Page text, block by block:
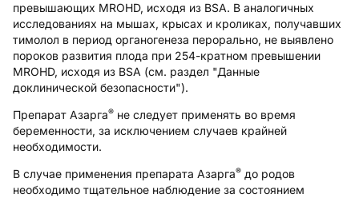
превышающих MROHD, исходя из BSA. В аналогичных
исследованиях на мышах, крысах и кроликах, получавших
тимолол в период органогенеза перорально, не выявлено
пороков развития плода при 254-кратном превышении
MROHD, исходя из BSA (см. раздел "Данные
доклинической безопасности").
Препарат Азарга® не следует применять во время
беременности, за исключением случаев крайней
необходимости.
В случае применения препарата Азарга® до родов
необходимо тщательное наблюдение за состоянием